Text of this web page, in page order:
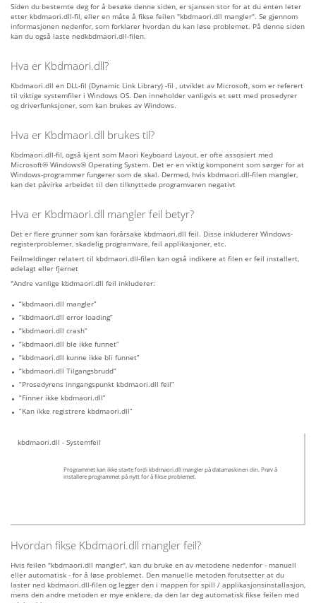
Siden du bestemte deg for å besøke denne siden, er sjansen stor for at du enten leter
etter kbdmaori.dll-fil, eller en måte å fikse feilen "kbdmaori.dll mangler". Se gjennom
informasjonen nedenfor, som forklarer hvordan du kan løse problemet. På denne siden
kan du også laste nedkbdmaori.dll-filen.
Hva er Kbdmaori.dll?
Kbdmaori.dll en DLL-fil (Dynamic Link Library) -fil , utviklet av Microsoft, som er referert
til viktige systemfiler i Windows OS. Den inneholder vanligvis et sett med prosedyrer
og driverfunksjoner, som kan brukes av Windows.
Hva er Kbdmaori.dll brukes til?
Kbdmaori.dll-fil, også kjent som Maori Keyboard Layout, er ofte assosiert med
Microsoft® Windows® Operating System. Det er en viktig komponent som sørger for at
Windows-programmer fungerer som de skal. Dermed, hvis kbdmaori.dll-filen mangler,
kan det påvirke arbeidet til den tilknyttede programvaren negativt
Hva er Kbdmaori.dll mangler feil betyr?
Det er flere grunner som kan forårsake kbdmaori.dll feil. Disse inkluderer Windows-
registerproblemer, skadelig programvare, feil applikasjoner, etc.
Feilmeldinger relatert til kbdmaori.dll-filen kan også indikere at filen er feil installert,
ødelagt eller fjernet
"Andre vanlige kbdmaori.dll feil inkluderer:
“kbdmaori.dll mangler”
“kbdmaori.dll error loading”
“kbdmaori.dll crash”
“kbdmaori.dll ble ikke funnet”
“kbdmaori.dll kunne ikke bli funnet”
“kbdmaori.dll Tilgangsbrudd”
“Prosedyrens inngangspunkt kbdmaori.dll feil”
“Finner ikke kbdmaori.dll”
“Kan ikke registrere kbdmaori.dll”
kbdmaori.dll - Systemfeil
Programmet kan ikke starte fordi kbdmaori.dll mangler på datamaskinen din. Prøv å
installere programmet på nytt for å fikse problemet.
Hvordan fikse Kbdmaori.dll mangler feil?
Hvis feilen "kbdmaori.dll mangler", kan du bruke en av metodene nedenfor - manuell
eller automatisk - for å løse problemet. Den manuelle metoden forutsetter at du
laster ned kbdmaori.dll-filen og legger den i mappen for spill / applikasjonsinstallasjon,
mens den andre metoden er mye enklere, da den lar deg automatisk fikse feilen med